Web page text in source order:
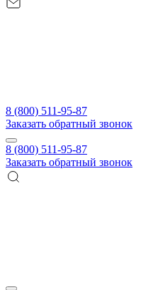
8 (800) 511-95-87
Заказать обратный звонок
8 (800) 511-95-87
Заказать обратный звонок